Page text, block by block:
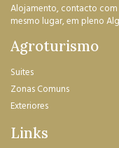
Alojamento, contacto
mesmo lugar, em pleno
Agroturismo
Suites
Zonas Comuns
Exteriores
Links